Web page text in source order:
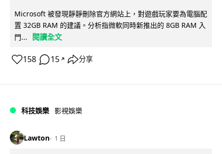
Microsoft 被發現靜靜刪除官方網站上，對遊戲玩家要為電腦配
置 32GB RAM 的建議。分析指微軟同時新推出的 8GB RAM 入
門...
閱讀全文
158 15 ↗ 分享
科技娛樂 影視娛樂
Lawton 1 日